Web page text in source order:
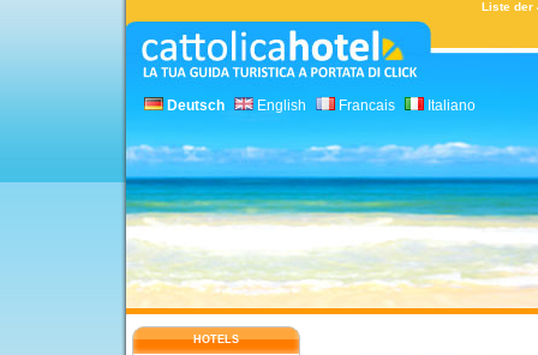
Liste der
Deutsch English Francais Italiano
HOTELS